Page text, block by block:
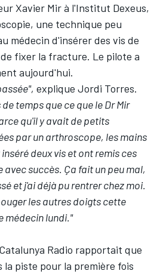
Xavier Mir à l'Institut Dexeus,
une technique peu
médecin d'insérer des vis de
fixer la fracture. Le pilote a
aujourd'hui.
explique Jordi Torres.
temps que ce que le Dr Mir
qu'il y avait de petits
par un arthroscope, les mains
deux vis et ont remis ces
avec succès. Ça fait un peu mal,
et j'ai déjà pu rentrer chez moi.
les autres doigts cette
médecin lundi."
Radio rapportait que
la piste pour la première fois